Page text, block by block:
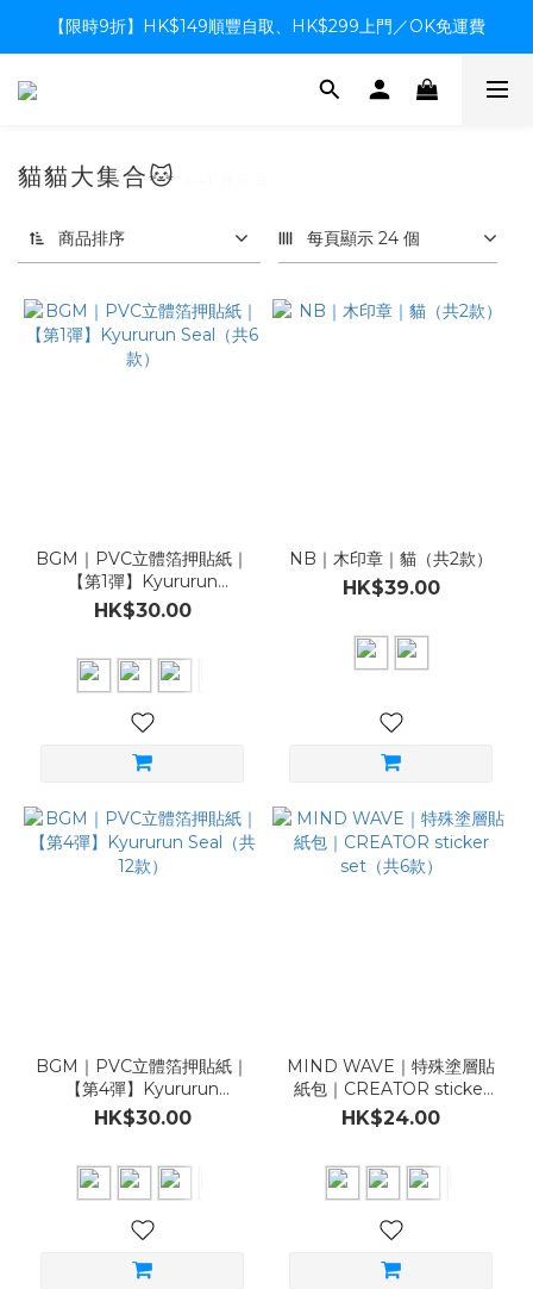
【限時9折】HK$149順豐自取、HK$299上門／OK免運費
【限時9折】HK$149順豐自取、HK$299上門／OK免運費
支付系統升級中，暫停信用卡支付至8月中，造成不便感謝諒解
貓貓大集合🐱
商品排序 每頁顯示 24 個
BGM｜PVC立體箔押貼紙｜
【第1彈】Kyururun
Seal（共6款）
HK$30.00
NB｜木印章｜貓（共2款）
HK$39.00
BGM｜PVC立體箔押貼紙｜
【第4彈】Kyururun
Seal（共12款）
HK$30.00
MIND WAVE｜特殊塗層貼
紙包｜CREATOR sticker
set（共6款）
HK$24.00